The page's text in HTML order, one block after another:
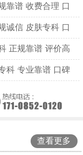
靠谱 收费合理 口
诚信 皮肤专科 口
正规靠谱 评价高
科 专业靠谱 口碑
查看更多